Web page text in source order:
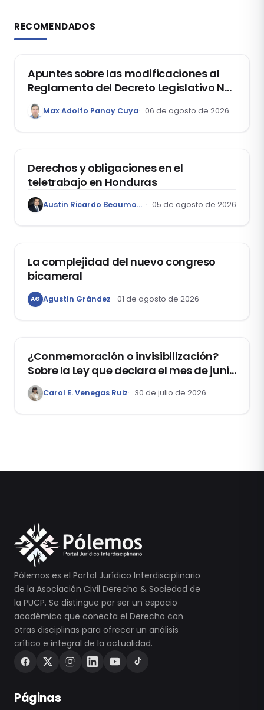
RECOMENDADOS
DERECHO REGISTRAL
Apuntes sobre las modificaciones al
Reglamento del Decreto Legislativo Nº
1400, que aprueba el Régimen de
Garantía Mobiliaria
Max Adolfo Panay Cuya 06 de agosto de 2026
Derechos y obligaciones en el
teletrabajo en Honduras
Austin Ricardo Beaumont Rivera 05 de agosto de 2026
La complejidad del nuevo congreso
bicameral
AG Agustín Grández 01 de agosto de 2026
¿Conmemoración o invisibilización?
Sobre la Ley que declara el mes de junio
como el “Mes de la Vida y la Familia”
Carol E. Venegas Ruiz 30 de julio de 2026
Pólemos es el Portal Jurídico Interdisciplinario
de la Asociación Civil Derecho & Sociedad de
la PUCP. Se distingue por ser un espacio
académico que conecta el Derecho con
otras disciplinas para ofrecer un análisis
crítico e integral de la actualidad.
Páginas